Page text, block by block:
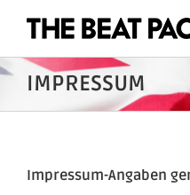
IMPRESSUM
Impressum-Angaben